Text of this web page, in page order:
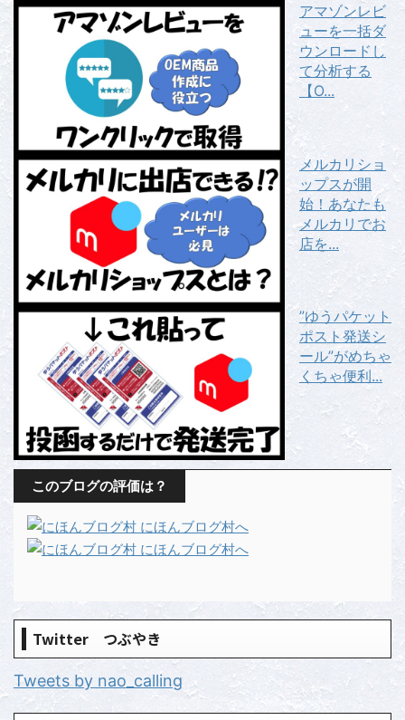
アマゾンレビ
ューを一括ダ
ウンロードし
て分析する
【O...
メルカリショ
ップスが開
始！あなたも
メルカリでお
店を...
”ゆうパケット
ポスト発送シ
ール”がめちゃ
くちゃ便利...
このブログの評価は？
Twitter つぶやき
Tweets by nao_calling